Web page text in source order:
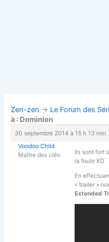
Zen-zen → Le Forum des
à : Dominion
30 septembre 2014 à 15 h 13 min
Voodoo Child
Maître des clés
Ils sont fort
la foule XD
En
« trailer »
Extended